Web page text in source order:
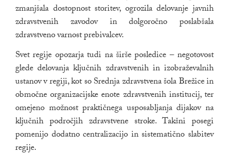
zmanjšala dostopnost storitev, ogrozila delovanje javnih
zdravstvenih zavodov in dolgoročno poslabšala
zdravstveno varnost prebivalcev.
Svet regije opozarja tudi na širše posledice – negotovost
glede delovanja ključnih zdravstvenih in izobraževalnih
ustanov v regiji, kot so Srednja zdravstvena šola Brežice in
območne organizacijske enote zdravstvenih institucij, ter
omejeno možnost praktičnega usposabljanja dijakov na
ključnih področjih zdravstvene stroke. Takšni posegi
pomenijo dodatno centralizacijo in sistematično slabitev
regije.